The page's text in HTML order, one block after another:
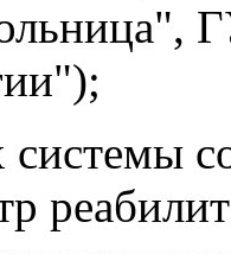
системы